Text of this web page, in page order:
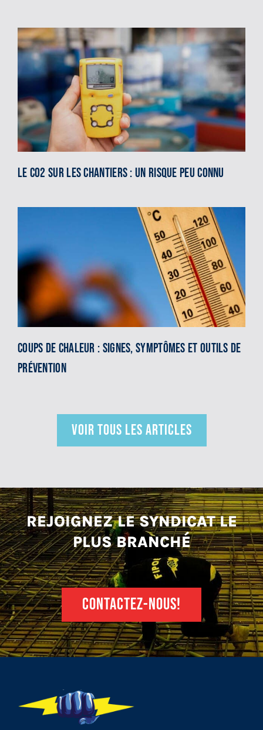
Le CO2 sur les chantiers : un risque peu connu
Coups de chaleur : signes, symptômes et outils de
prévention
VOIR TOUS LES ARTICLES
REJOIGNEZ LE SYNDICAT LE
PLUS BRANCHÉ
CONTACTEZ-NOUS!